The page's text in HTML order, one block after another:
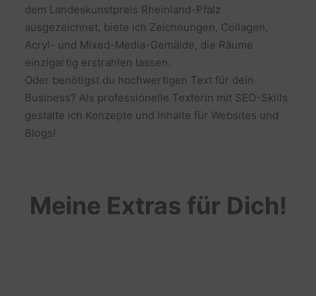
dem Landeskunstpreis Rheinland-Pfalz
ausgezeichnet, biete ich Zeichnungen, Collagen,
Acryl- und Mixed-Media-Gemälde, die Räume
einzigartig erstrahlen lassen.
Oder benötigst du hochwertigen Text für dein
Business? Als professionelle Texterin mit SEO-Skills
gestalte ich Konzepte und Inhalte für Websites und
Blogs!
Meine Extras für Dich!